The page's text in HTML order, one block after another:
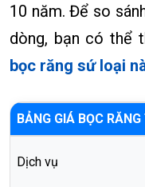
10 năm. Để so
dòng, bạn có thể
bọc răng sứ loại
BẢNG GIÁ BỌC
Dịch vụ